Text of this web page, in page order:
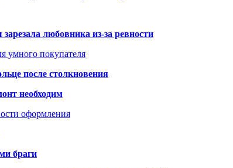
любовника из-за ревности
умного покупателя
после столкновения
необходим
оформления
браги